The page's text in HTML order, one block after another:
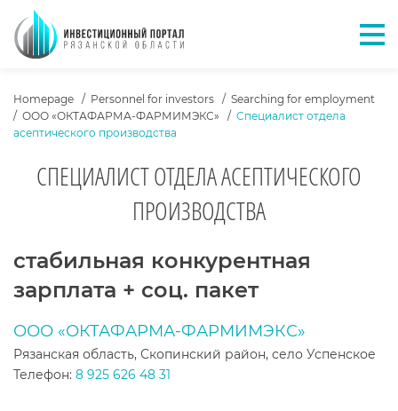
ХЛЕБНЫЕ КРОШКИ
Homepage Personnel for investors
Searching for employment
ООО «ОКТАФАРМА-ФАРМИМЭКС»
Специалист отдела
асептического производства
СПЕЦИАЛИСТ ОТДЕЛА АСЕПТИЧЕСКОГО
ПРОИЗВОДСТВА
ТЕКСТ ВАКАНСИИ
стабильная конкурентная
зарплата + соц. пакет
ООО «ОКТАФАРМА-ФАРМИМЭКС»
Рязанская область, Скопинский район, село Успенское
Телефон: 8 925 626 48 31